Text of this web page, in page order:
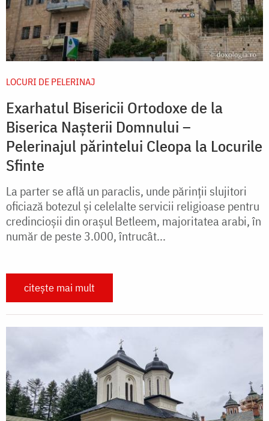
LOCURI DE PELERINAJ
Exarhatul Bisericii Ortodoxe de la
Biserica Nașterii Domnului –
Pelerinajul părintelui Cleopa la Locurile
Sfinte
La parter se află un paraclis, unde părinții slujitori
oficiază botezul și celelalte servicii religioase pentru
credincioșii din orașul Betleem, majoritatea arabi, în
număr de peste 3.000, întrucât...
citește mai mult